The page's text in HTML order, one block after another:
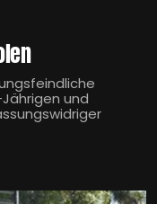
und